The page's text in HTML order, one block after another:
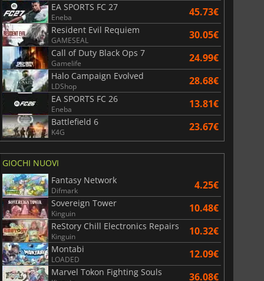
WARHAMMER 3
EA SPORTS FC 27
Eneba 45.73€
Resident Evil Requiem
GAMESEAL 30.05€
Call of Duty Black Ops 7
Gamelife 24.99€
Halo Campaign Evolved
LDShop 28.68€
EA SPORTS FC 26
Eneba 13.81€
Battlefield 6
K4G 23.67€
GIOCHI NUOVI
Fantasy Network
Difmark 4.25€
Sovereign Tower
Kinguin 10.48€
ReStory Chill Electronics Repairs
Kinguin 10.32€
Montabi
LOADED 12.09€
Marvel Tokon Fighting Souls 36.08€